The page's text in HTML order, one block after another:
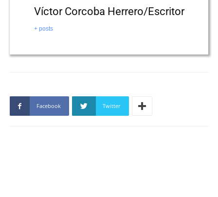
Víctor Corcoba Herrero/Escritor
+ posts
Facebook Twitter